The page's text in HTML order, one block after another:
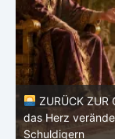
ZURÜCK ZUR
das Herz verändert |
Schuldigern